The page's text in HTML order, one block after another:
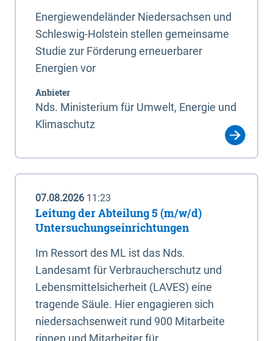
Energiewendeländer Niedersachsen und
Schleswig-Holstein stellen gemeinsame
Studie zur Förderung erneuerbarer
Energien vor
Anbieter
Nds. Ministerium für Umwelt, Energie und
Klimaschutz
07.08.2026 11:23
Leitung der Abteilung 5 (m/w/d)
Untersuchungseinrichtungen
Im Ressort des ML ist das Nds.
Landesamt für Verbraucherschutz und
Lebensmittelsicherheit (LAVES) eine
tragende Säule. Hier engagieren sich
niedersachsenweit rund 900 Mitarbeite